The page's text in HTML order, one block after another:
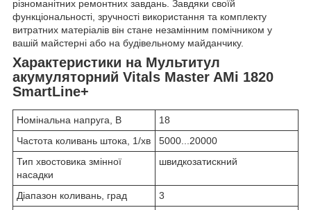
різноманітних ремонтних завдань. Завдяки своїй
функціональності, зручності використання та комплекту
витратних матеріалів він стане незамінним помічником у
вашій майстерні або на будівельному майданчику.
Характеристики на Мультитул
акумуляторний Vitals Master AMi 1820
SmartLine+
Номінальна напруга, В
18
Частота коливань штока, 1/хв
5000...20000
Тип хвостовика змінної
насадки
швидкозатискний
Діапазон коливань, град
3